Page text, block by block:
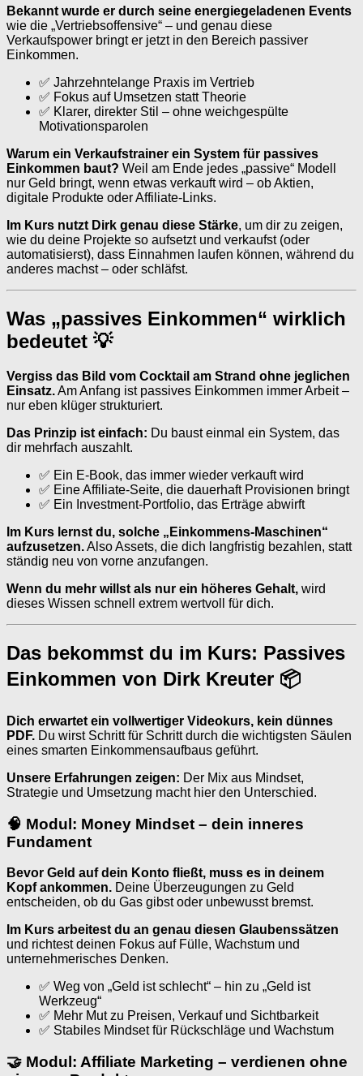
Bekannt wurde er durch seine energiegeladenen Events
wie die „Vertriebsoffensive“ – und genau diese
Verkaufspower bringt er jetzt in den Bereich passiver
Einkommen.
✅ Jahrzehntelange Praxis im Vertrieb
✅ Fokus auf Umsetzen statt Theorie
✅ Klarer, direkter Stil – ohne weichgespülte
Motivationsparolen
Warum ein Verkaufstrainer ein System für passives
Einkommen baut? Weil am Ende jedes „passive“ Modell
nur Geld bringt, wenn etwas verkauft wird – ob Aktien,
digitale Produkte oder Affiliate-Links.
Im Kurs nutzt Dirk genau diese Stärke, um dir zu zeigen,
wie du deine Projekte so aufsetzt und verkaufst (oder
automatisierst), dass Einnahmen laufen können, während du
anderes machst – oder schläfst.
Was „passives Einkommen“ wirklich
bedeutet 💡
Vergiss das Bild vom Cocktail am Strand ohne jeglichen
Einsatz.Am Anfang ist passives Einkommen immer Arbeit –
nur eben klüger strukturiert.
Das Prinzip ist einfach: Du baust einmal ein System, das
dir mehrfach auszahlt.
✅ Ein E-Book, das immer wieder verkauft wird
✅ Eine Affiliate-Seite, die dauerhaft Provisionen bringt
✅ Ein Investment-Portfolio, das Erträge abwirft
Im Kurs lernst du, solche „Einkommens-Maschinen“
aufzusetzen.Also Assets, die dich langfristig bezahlen, statt
ständig neu von vorne anzufangen.
Wenn du mehr willst als nur ein höheres Gehalt, wird
dieses Wissen schnell extrem wertvoll für dich.
Das bekommst du im Kurs: Passives
Einkommen von Dirk Kreuter 📦
Dich erwartet ein vollwertiger Videokurs, kein dünnes
PDF. Du wirst Schritt für Schritt durch die wichtigsten Säulen
eines smarten Einkommensaufbaus geführt.
Unsere Erfahrungen zeigen: Der Mix aus Mindset,
Strategie und Umsetzung macht hier den Unterschied.
🧠 Modul: Money Mindset – dein inneres
Fundament
Bevor Geld auf dein Konto fließt, muss es in deinem
Kopf ankommen. Deine Überzeugungen zu Geld
entscheiden, ob du Gas gibst oder unbewusst bremst.
Im Kurs arbeitest du an genau diesen Glaubenssätzen
und richtest deinen Fokus auf Fülle, Wachstum und
unternehmerisches Denken.
✅ Weg von „Geld ist schlecht“ – hin zu „Geld ist
Werkzeug“
✅ Mehr Mut zu Preisen, Verkauf und Sichtbarkeit
✅ Stabiles Mindset für Rückschläge und Wachstum
🤝 Modul: Affiliate Marketing – verdienen ohne